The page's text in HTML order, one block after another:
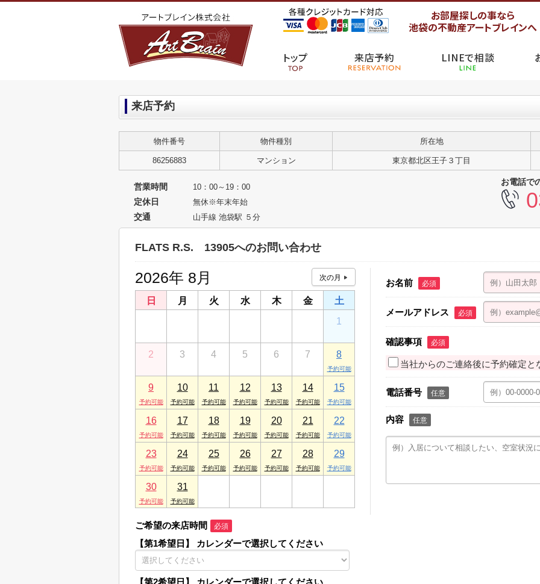
お部屋探しの事なら
池袋の不動産アートブレインへ
トップ 来店予約 LINEで相談
来店予約
物件番号 物件種別 所在地
86256883 マンション 東京都北区王子３丁目
営業時間 10：00～19：00
定休日 無休※年末年始
交通 山手線 池袋駅 ５分
お電話で
FLATS R.S. 13905へのお問い合わせ
2026年 8月
日 月 火 水 木 金
土
1
2 3 4 5 6 7 8
9 10 11 12 13 14 15
16 17 18 19 20 21 22
23 24 25 26 27 28 29
30 31
ご希望の来店時間 必須
【第1希望日】 カレンダーで選択してください
【第2希望日】 カレンダーで選択してください
お名前 必須
メールアドレス 必須
確認事項 必須
当社からのご連絡後に予約確定と
電話番号 任意
内容 任意